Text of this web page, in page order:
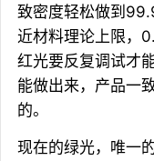
致密度轻松做到
近材料理论上限，
红光要反复调试才
能做出来，产品一
的。
现在的绿光，唯一